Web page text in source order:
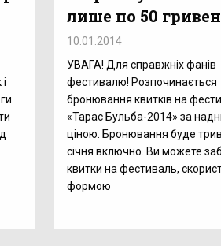
лише по 50
10.01.2014
УВАГА! Для справжніх фанів
фестивалю! Розпочинається
бронювання квитків на
«Тарас Бульба-2014» за
ціною. Бронювання буде
січня включно. Ви можете
квитки на фестиваль,
формою